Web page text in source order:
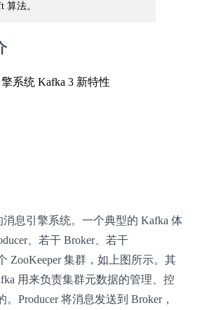
算法。
息引擎系统。一个典型的 Kafka 体
、若干 Broker、若干
ZooKeeper 集群，如上图所示。其
用来负责集群元数据的管理、控
Producer 将消息发送到 Broker，